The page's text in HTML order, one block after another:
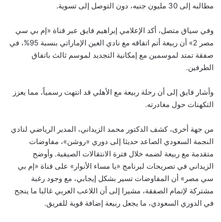
مطالبه إلى 30 مليون جنيه، دون التوصل إلى تسوية.
وفي سياق متصل، أكد الإعلامي إبراهيم فايق عبر قناة «إم بي سي
مصر 2» أن ربيعة أتم اتفاقه مع نادي العين الإماراتي بنسبة 95%، في
صفقة تمتد لموسمين مع إمكانية التجديد لموسم ثالث باتفاق
الطرفين.
وأشار فايق إلى أن رحلة ربيعة مع الأهلي قد انتهت رسمياً، مما يعزز
التكهنات حول مغادرته.
من جهة أخرى، كشف الدكتور محمد الزيداني، المدير الرياضي لنادي
النجمة السعودي الصاعد حديثا إلى دوري «روشن»، مفاوضات
متقدمة مع ربيعة لضمه خلال فترة الانتقالات الصيفية. وأوضح
الزيداني في تصريحات لبرنامج «يا مساء الأنوار» على قناة «إم بي
سي مصر» أن المفاوضات تسير بشكل إيجابي، مع وجود رغبة
مشتركة لإتمام الصفقة، مشيرا إلى أن اللاعب العربي غالبا ما ينجح
في الدوري السعودي، ما يجعل ربيعة إضافة قوية للفريق.